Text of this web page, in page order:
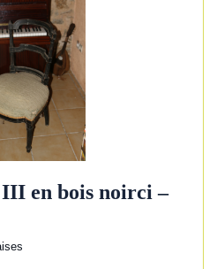
III en bois noirci –